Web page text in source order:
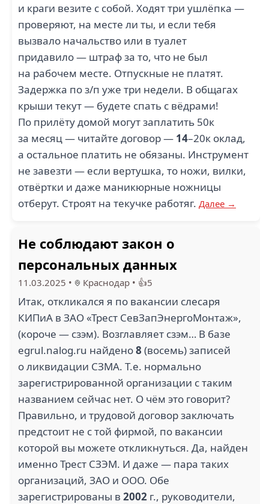
и краги везите с собой. Ходят три ушлёпка —
проверяют, на месте ли ты, и если тебя
вызвало начальство или в туалет
придавило — штраф за то, что не был
на рабочем месте. Отпускные не платят.
Задержка по з/п уже три недели. В общагах
крыши текут — будете спать с вёдрами!
По прилёту домой могут заплатить 50к
за месяц — читайте договор — 14–20к оклад,
а остальное платить не обязаны. Инструмент
не завезти — если вертушка, то ножи, вилки,
отвёртки и даже маникюрные ножницы
отберут. Строят на текучке работяг. Далее →
Не соблюдают закон о
персональных данных
11.03.2025 • Краснодар • 👍5
Итак, откликался я по вакансии слесаря
КИПиА в ЗАО «Трест СевЗапЭнергоМонтаж»,
(короче — сзэм). Возглавляет сзэм… В базе
egrul.nalog.ru найдено8 (восемь) записей
о ликвидации СЗМА. Т.е. нормально
зарегистрированной организации с таким
названием сейчас нет. О чём это говорит?
Правильно, и трудовой договор заключать
предстоит не с той фирмой, по вакансии
которой вы можете откликнуться. Да, найден
именно Трест СЗЭМ. И даже — пара таких
организаций, ЗАО и ООО. Обе
зарегистрированы в 2002 г., руководители,